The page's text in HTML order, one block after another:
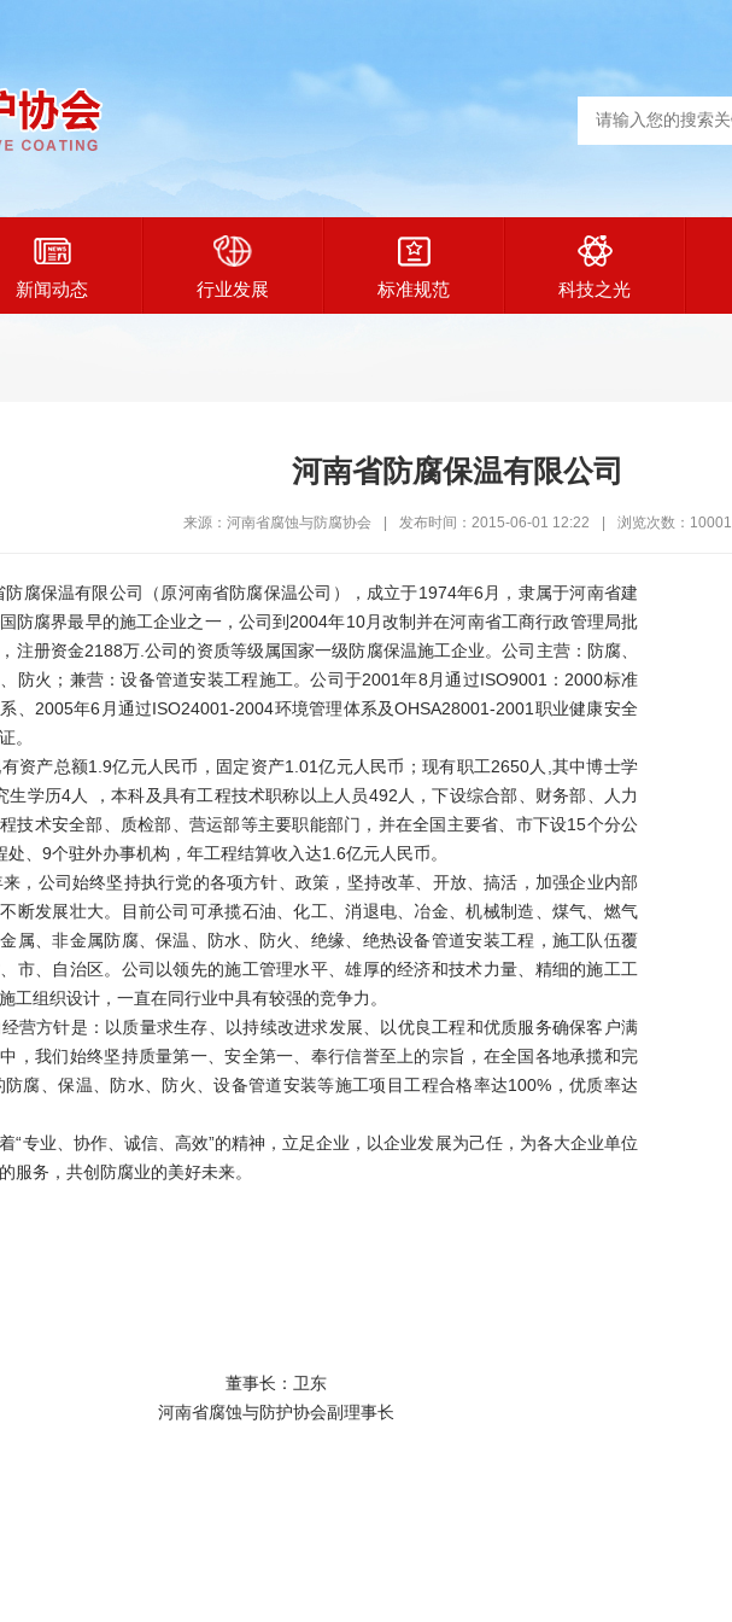
新闻动态 行业发展 标准规范 科技之光
河南省防腐保温有限公司
来源：河南省腐蚀与防腐协会 发布时间：2015-06-01 12:22 浏览次数：10001
保温有限公司（原河南省防腐保温公司），成立于1974年6月，隶属于河南省建
防腐界最早的施工企业之一，公司到2004年10月改制并在河南省工商行政管理局批
注册资金2188万.公司的资质等级属国家一级防腐保温施工企业。公司主营：防腐、
防火；兼营：设备管道安装工程施工。公司于2001年8月通过ISO9001：2000标准
、2005年6月通过ISO24001-2004环境管理体系及OHSA28001-2001职业健康安全
。
产总额1.9亿元人民币，固定资产1.01亿元人民币；现有职工2650人,其中博士学
生学历4人 ，本科及具有工程技术职称以上人员492人，下设综合部、财务部、人力
技术安全部、质检部、营运部等主要职能部门，并在全国主要省、市下设15个分公
处、9个驻外办事机构，年工程结算收入达1.6亿元人民币。
公司始终坚持执行党的各项方针、政策，坚持改革、开放、搞活，加强企业内部
断发展壮大。目前公司可承揽石油、化工、消退电、冶金、机械制造、煤气、燃气
属、非金属防腐、保温、防水、防火、绝缘、绝热设备管道安装工程，施工队伍覆
市、自治区。公司以领先的施工管理水平、雄厚的经济和技术力量、精细的施工工
工组织设计，一直在同行业中具有较强的竞争力。
方针是：以质量求生存、以持续改进求发展、以优良工程和优质服务确保客户满
，我们始终坚持质量第一、安全第一、奉行信誉至上的宗旨，在全国各地承揽和完
防腐、保温、防水、防火、设备管道安装等施工项目工程合格率达100%，优质率达
业、协作、诚信、高效”的精神，立足企业，以企业发展为己任，为各大企业单位
服务，共创防腐业的美好未来。
董事长：卫东
河南省腐蚀与防护协会副理事长